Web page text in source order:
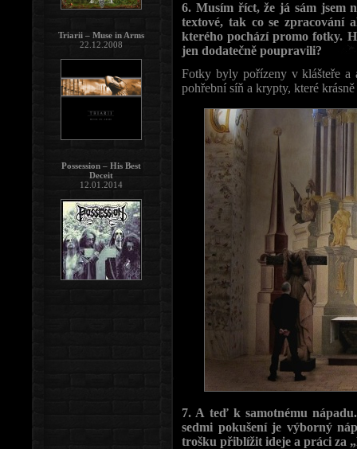
6. Musím říct, že já sám jsem
textové, tak co se zpracování
kterého pochází promo fotky.
jen dodatečně poupravili?
Fotky byly pořízeny v klášteře a
pohřební síň a krypty, které
7. A teď k samotnému
sedmi pokušení je výborný
trošku přiblížit ideje a práci za
Triarii – Muse in Arms
22.12.2008
Possession – His Best
Deceit
12.01.2014